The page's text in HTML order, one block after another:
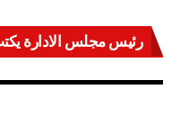
رئيس مجلس الادارة يكتب
مصر تعيد للعالم اتزانه